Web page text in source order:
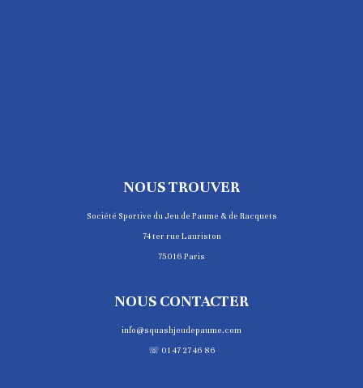
NOUS TROUVER
Société Sportive du Jeu de Paume & de Racquets
74 ter rue Lauriston
75016 Paris
NOUS CONTACTER
info@squashjeudepaume.com
☏ 01 47 27 46 86